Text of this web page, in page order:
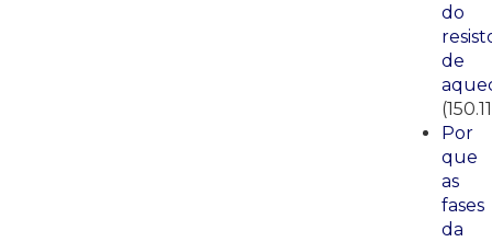
do
de
Por
que
as
fases
da